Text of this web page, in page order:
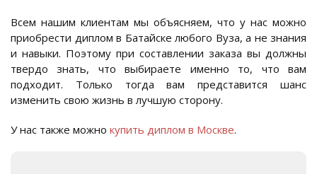
Всем нашим клиентам мы объясняем, что у нас можно
приобрести диплом в Батайске любого Вуза, а не знания
и навыки. Поэтому при составлении заказа вы должны
твердо знать, что выбираете именно то, что вам
подходит. Только тогда вам представится шанс
изменить свою жизнь в лучшую сторону.
У нас также можно купить диплом в Москве.